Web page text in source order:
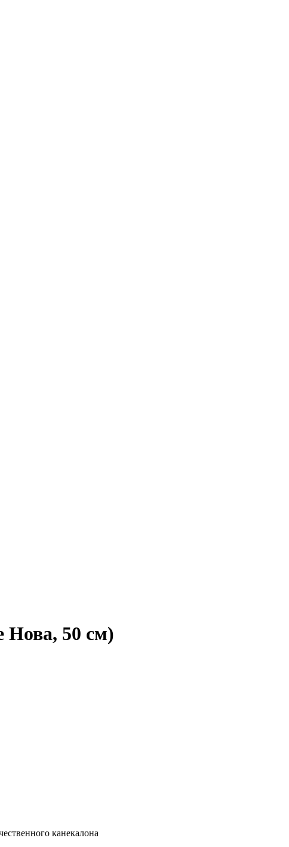
Нова, 50 см)
канекалона